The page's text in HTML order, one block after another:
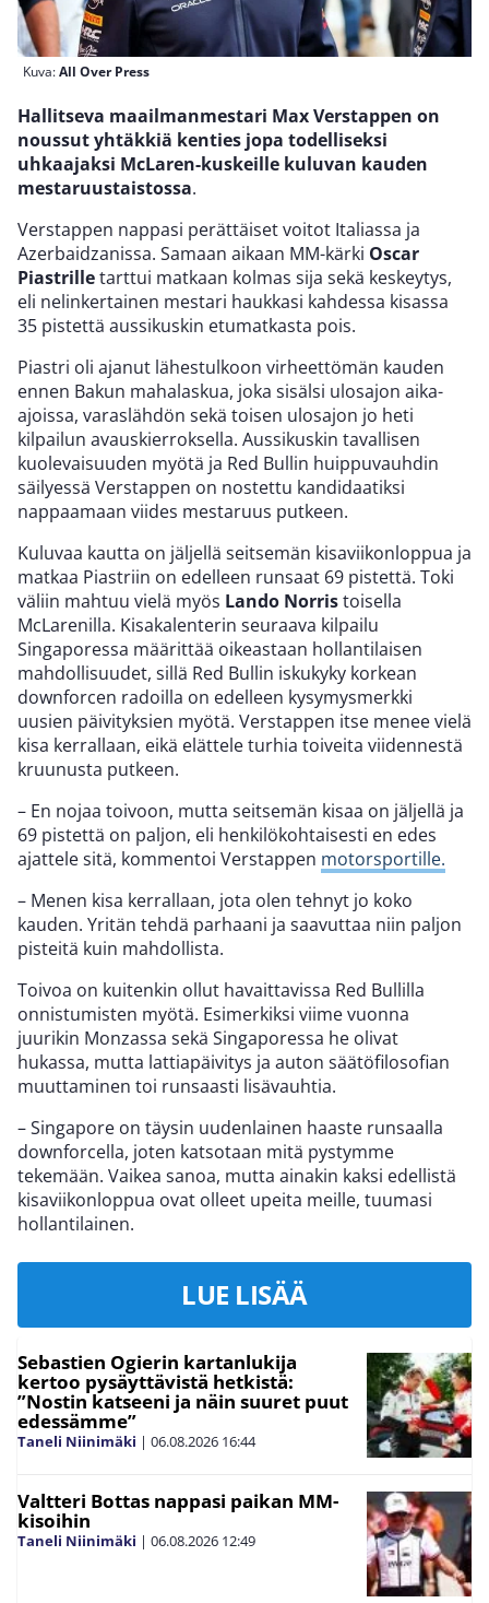
Kuva:All Over Press
Hallitseva maailmanmestari Max Verstappen on
noussut yhtäkkiä kenties jopa todelliseksi
uhkaajaksi McLaren-kuskeille kuluvan kauden
mestaruustaistossa.
Verstappen nappasi perättäiset voitot Italiassa ja
Azerbaidzanissa. Samaan aikaan MM-kärki Oscar
Piastrilletarttui matkaan kolmas sija sekä keskeytys,
eli nelinkertainen mestari haukkasi kahdessa kisassa
35 pistettä aussikuskin etumatkasta pois.
Piastri oli ajanut lähestulkoon virheettömän kauden
ennen Bakun mahalaskua, joka sisälsi ulosajon aika-
ajoissa, varaslähdön sekä toisen ulosajon jo heti
kilpailun avauskierroksella. Aussikuskin tavallisen
kuolevaisuuden myötä ja Red Bullin huippuvauhdin
säilyessä Verstappen on nostettu kandidaatiksi
nappaamaan viides mestaruus putkeen.
Kuluvaa kautta on jäljellä seitsemän kisaviikonloppua ja
matkaa Piastriin on edelleen runsaat 69 pistettä. Toki
väliin mahtuu vielä myös Lando Norristoisella
McLarenilla. Kisakalenterin seuraava kilpailu
Singaporessa määrittää oikeastaan hollantilaisen
mahdollisuudet, sillä Red Bullin iskukyky korkean
downforcen radoilla on edelleen kysymysmerkki
uusien päivityksien myötä. Verstappen itse menee vielä
kisa kerrallaan, eikä elättele turhia toiveita viidennestä
kruunusta putkeen.
– En nojaa toivoon, mutta seitsemän kisaa on jäljellä ja
69 pistettä on paljon, eli henkilökohtaisesti en edes
ajattele sitä, kommentoi Verstappen motorsportille.
– Menen kisa kerrallaan, jota olen tehnyt jo koko
kauden. Yritän tehdä parhaani ja saavuttaa niin paljon
pisteitä kuin mahdollista.
Toivoa on kuitenkin ollut havaittavissa Red Bullilla
onnistumisten myötä. Esimerkiksi viime vuonna
juurikin Monzassa sekä Singaporessa he olivat
hukassa, mutta lattiapäivitys ja auton säätöfilosofian
muuttaminen toi runsaasti lisävauhtia.
– Singapore on täysin uudenlainen haaste runsaalla
downforcella, joten katsotaan mitä pystymme
tekemään. Vaikea sanoa, mutta ainakin kaksi edellistä
kisaviikonloppua ovat olleet upeita meille, tuumasi
hollantilainen.
LUE LISÄÄ
Sebastien Ogierin kartanlukija
kertoo pysäyttävistä hetkistä:
”Nostin katseeni ja näin suuret puut
edessämme”
Taneli Niinimäki | 06.08.2026 16:44
Valtteri Bottas nappasi paikan MM-
kisoihin
Taneli Niinimäki | 06.08.2026 12:49